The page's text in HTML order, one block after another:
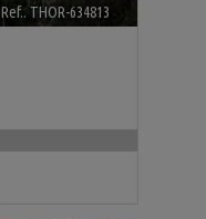
Ref.. THOR-634813